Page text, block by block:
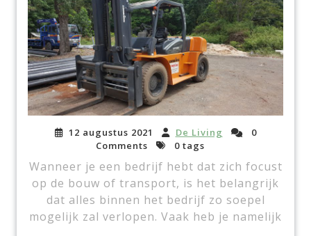
12 augustus 2021 De Living
0
Comments
0 tags
Wanneer je een bedrijf hebt dat zich focust
op de bouw of transport, is het belangrijk
dat alles binnen het bedrijf zo soepel
mogelijk zal verlopen. Vaak heb je namelijk